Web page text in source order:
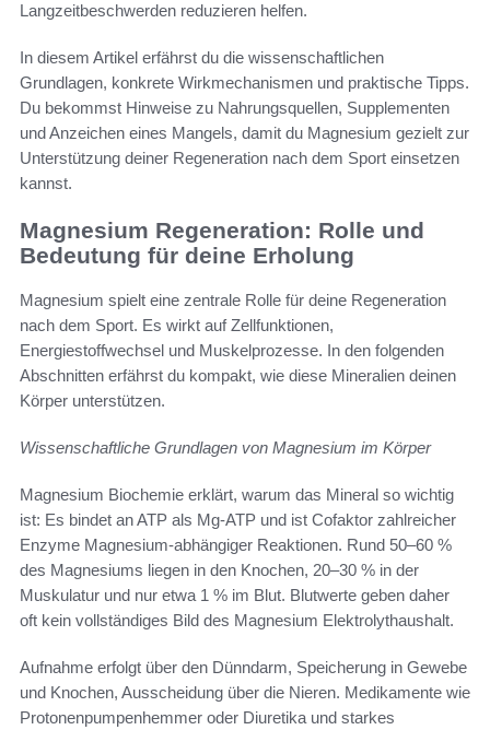
Langzeitbeschwerden reduzieren helfen.
In diesem Artikel erfährst du die wissenschaftlichen
Grundlagen, konkrete Wirkmechanismen und praktische Tipps.
Du bekommst Hinweise zu Nahrungsquellen, Supplementen
und Anzeichen eines Mangels, damit du Magnesium gezielt zur
Unterstützung deiner Regeneration nach dem Sport einsetzen
kannst.
Magnesium Regeneration: Rolle und
Bedeutung für deine Erholung
Magnesium spielt eine zentrale Rolle für deine Regeneration
nach dem Sport. Es wirkt auf Zellfunktionen,
Energiestoffwechsel und Muskelprozesse. In den folgenden
Abschnitten erfährst du kompakt, wie diese Mineralien deinen
Körper unterstützen.
Wissenschaftliche Grundlagen von Magnesium im Körper
Magnesium Biochemie erklärt, warum das Mineral so wichtig
ist: Es bindet an ATP als Mg‑ATP und ist Cofaktor zahlreicher
Enzyme Magnesium-abhängiger Reaktionen. Rund 50–60 %
des Magnesiums liegen in den Knochen, 20–30 % in der
Muskulatur und nur etwa 1 % im Blut. Blutwerte geben daher
oft kein vollständiges Bild des Magnesium Elektrolythaushalt.
Aufnahme erfolgt über den Dünndarm, Speicherung in Gewebe
und Knochen, Ausscheidung über die Nieren. Medikamente wie
Protonenpumpenhemmer oder Diuretika und starkes